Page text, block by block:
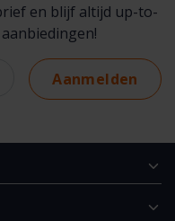
en blijf altijd up-to-
Aanmelden